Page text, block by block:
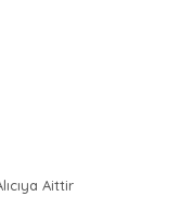
Aittir